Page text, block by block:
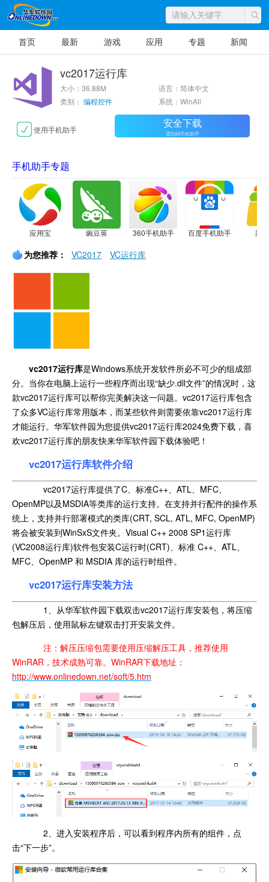
首页 最新 游戏 应用 专题 新闻
vc2017运行库
大小：36.88M
语言：简体中文
类别： 编程控件 系统：WinAll
使用手机助手 安全下载
需2345手机助手
手机助手专题
应用宝 豌豆荚 360手机助手 百度手机助手 应
为您推荐： VC2017 VC运行库
vc2017运行库是Windows系统开发软件所必不可少的组成部
分。当你在电脑上运行一些程序而出现“缺少.dll文件”的情况时，这
款vc2017运行库可以帮你完美解决这一问题。vc2017运行库包含
了众多VC运行库常用版本，而某些软件则需要依靠vc2017运行库
才能运行。华军软件园为您提供vc2017运行库2024免费下载，喜
欢vc2017运行库的朋友快来华军软件园下载体验吧！
vc2017运行库软件介绍
vc2017运行库提供了C、标准C++、ATL、MFC、
OpenMP以及MSDIA等类库的运行支持。在支持并行配件的操作系
统上，支持并行部署模式的类库(CRT, SCL, ATL, MFC, OpenMP)
将会被安装到WinSxS文件夹。Visual C++ 2008 SP1运行库
(VC2008运行库)软件包安装C运行时(CRT)、标准 C++、ATL、
MFC、OpenMP 和 MSDIA 库的运行时组件。
vc2017运行库安装方法
1、从华军软件园下载双击vc2017运行库安装包，将压缩
包解压后，使用鼠标左键双击打开安装文件。
注：解压压缩包需要使用压缩解压工具，推荐使用
WinRAR，技术成熟可靠。WinRAR下载地址：
http://www.onlinedown.net/soft/5.htm
2、进入安装程序后，可以看到程序内所有的组件，点
击“下一步”。